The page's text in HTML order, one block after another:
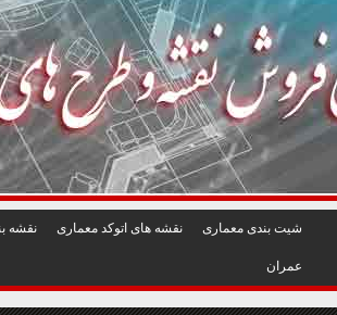
شيت بندی معماری نقشه های اتوکد معماری نقشه
عمران